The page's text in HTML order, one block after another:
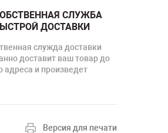
СЛУЖБА
ДОСТАВКИ
служда доставки
доставит ваш товар до
адреса и произведет
Версия для печати